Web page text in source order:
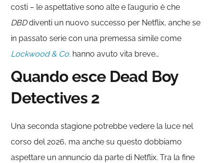
costi – le aspettative sono alte e l’augurio è che
DBDdiventi un nuovo successo per Netflix, anche se
in passato serie con una premessa simile come
Lockwood & Co. hanno avuto vita breve…
Quando esce Dead Boy
Detectives 2
Una seconda stagione potrebbe vedere la luce nel
corso del 2026, ma anche su questo dobbiamo
aspettare un annuncio da parte di Netflix. Tra la fine